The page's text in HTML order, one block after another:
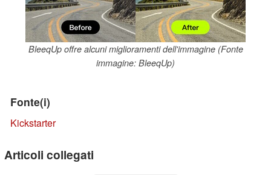
BleeqUp offre alcuni miglioramenti dell'immagine (Fonte
immagine: BleeqUp)
Fonte(i)
Kickstarter
Articoli collegati